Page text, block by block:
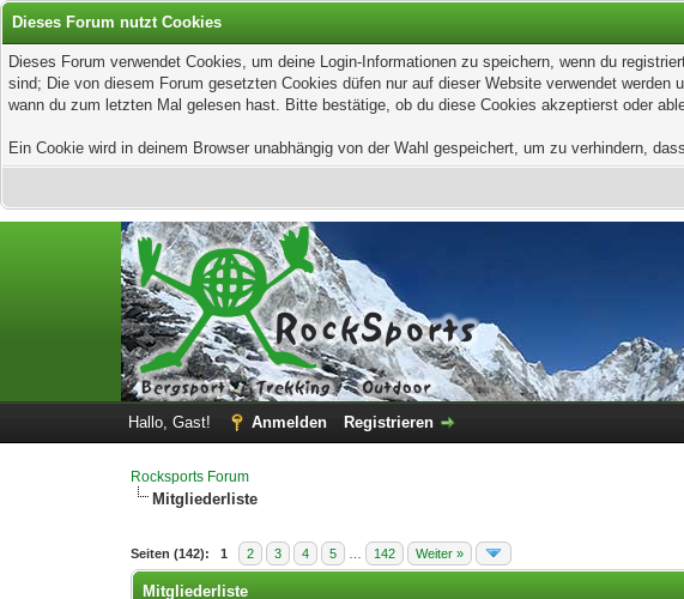
Dieses Forum nutzt Cookies
Dieses Forum verwendet Cookies, um deine Login-Informationen zu speichern, wenn du
sind; Die von diesem Forum gesetzten Cookies düfen nur auf dieser Website verwendet
wann du zum letzten Mal gelesen hast. Bitte bestätige, ob du diese Cookies akzeptierst oder
Ein Cookie wird in deinem Browser unabhängig von der Wahl gespeichert, um zu verhindern,
Hallo, Gast!
Anmelden Registrieren
Rocksports Forum
Mitgliederliste
Seiten (142): 1 2 3 4 5 142 Weiter »
Mitgliederliste